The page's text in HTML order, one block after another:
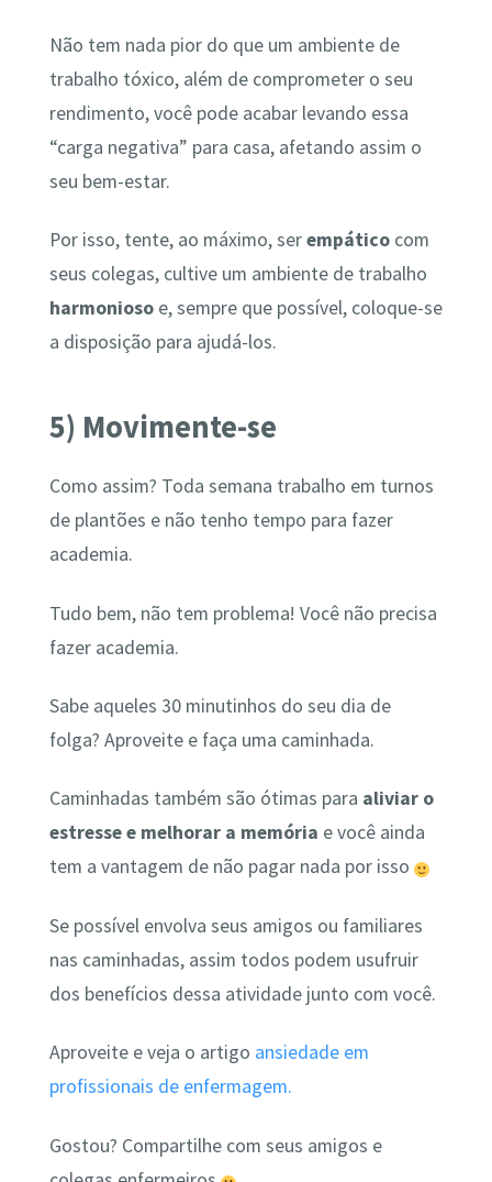
Não tem nada pior do que um ambiente de
trabalho tóxico, além de comprometer o seu
rendimento, você pode acabar levando essa
“carga negativa” para casa, afetando assim o
seu bem-estar.
Por isso, tente, ao máximo, serempáticocom
seus colegas, cultive um ambiente de trabalho
harmoniosoe, sempre que possível, coloque-se
a disposição para ajudá-los.
5) Movimente-se
Como assim? Toda semana trabalho em turnos
de plantões e não tenho tempo para fazer
academia.
Tudo bem, não tem problema! Você não precisa
fazer academia.
Sabe aqueles 30 minutinhos do seu dia de
folga? Aproveite e faça uma caminhada.
Caminhadas também são ótimas para aliviar o
estresse e melhorar a memória e você ainda
tem a vantagem de não pagar nada por isso
Se possível envolva seus amigos ou familiares
nas caminhadas, assim todos podem usufruir
dos benefícios dessa atividade junto com você.
Aproveite e veja o artigo ansiedade em
profissionais de enfermagem.
Gostou? Compartilhe com seus amigos e